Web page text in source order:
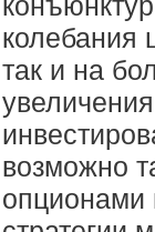
колебания
так и на
возможно